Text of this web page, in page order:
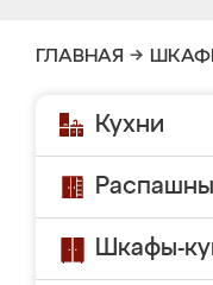
ГЛАВНАЯ →
Кухни
Шкафы-